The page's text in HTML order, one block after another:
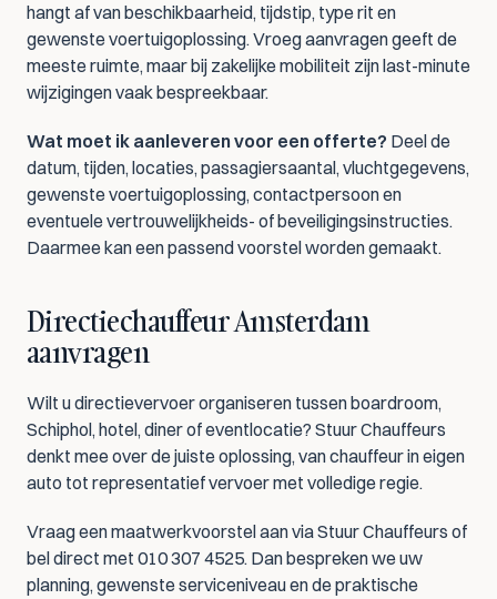
hangt af van beschikbaarheid, tijdstip, type rit en
gewenste voertuigoplossing. Vroeg aanvragen geeft de
meeste ruimte, maar bij zakelijke mobiliteit zijn last-minute
wijzigingen vaak bespreekbaar.
Wat moet ik aanleveren voor een offerte? Deel de
datum, tijden, locaties, passagiersaantal, vluchtgegevens,
gewenste voertuigoplossing, contactpersoon en
eventuele vertrouwelijkheids- of beveiligingsinstructies.
Daarmee kan een passend voorstel worden gemaakt.
Directiechauffeur Amsterdam
aanvragen
Wilt u directievervoer organiseren tussen boardroom,
Schiphol, hotel, diner of eventlocatie? Stuur Chauffeurs
denkt mee over de juiste oplossing, van chauffeur in eigen
auto tot representatief vervoer met volledige regie.
Vraag een maatwerkvoorstel aan via Stuur Chauffeurs of
bel direct met 010 307 4525. Dan bespreken we uw
planning, gewenste serviceniveau en de praktische